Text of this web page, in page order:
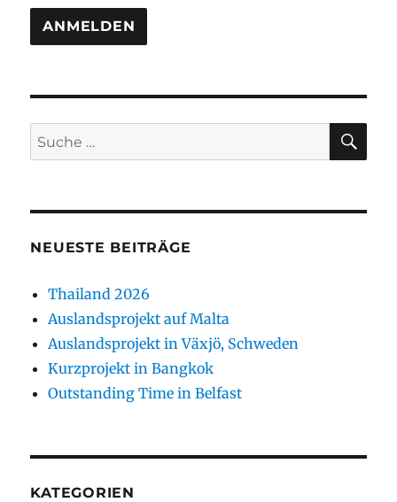
Suche
nach:
NEUESTE BEITRÄGE
Thailand 2026
Auslandsprojekt auf Malta
Auslandsprojekt in Växjö, Schweden
Kurzprojekt in Bangkok
Outstanding Time in Belfast
KATEGORIEN